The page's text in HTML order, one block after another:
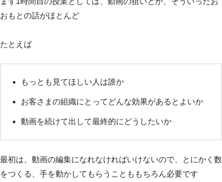
おもとの話がほとんど
たとえば
もっとも見てほしい人は誰か
お客さまの組織にとってどんな効果があるとよいか
動画を続けて出して最終的にどうしたいか
最初は、動画の編集になれなければいけないので、とにかく数
をつくる、手を動かしてもらうことももちろん必要です